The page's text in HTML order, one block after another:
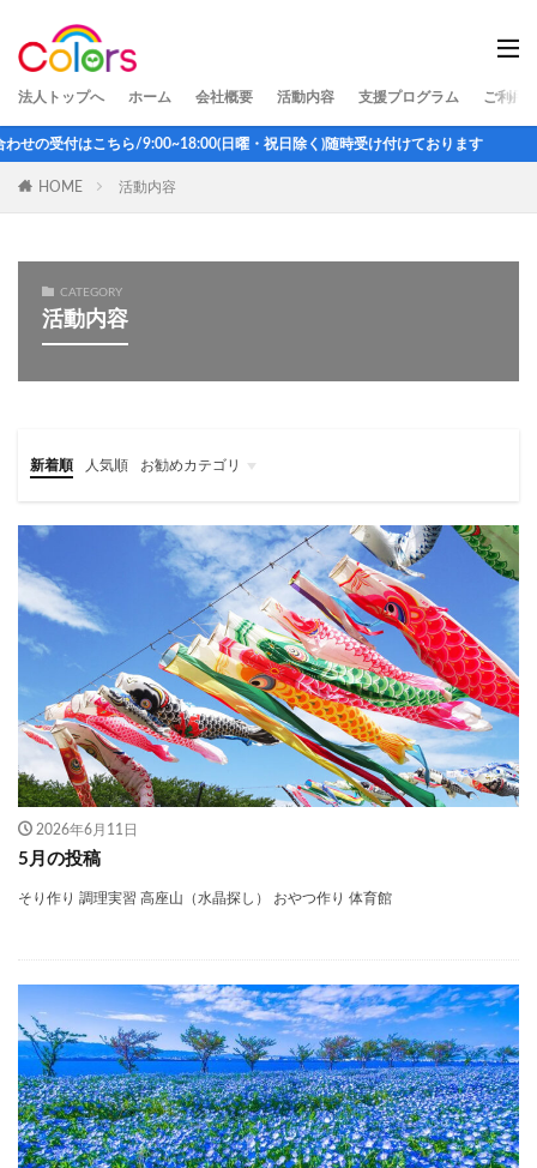
法人トップへ ホーム 会社概要 活動内容 支援プログラム ご利用
ちら/9:00~18:00(日曜・祝日除く)随時受け付けております
HOME 活動内容
CATEGORY
活動内容
新着順 人気順 お勧めカテゴリ
2026年6月11日
5月の投稿
そり作り 調理実習 高座山（水晶探し） おやつ作り 体育館